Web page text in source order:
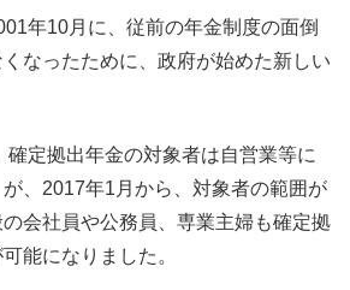
年10月に、従前の年金制度の面倒
なったために、政府が始めた新しい
確定拠出年金の対象者は自営業等に
、2017年1月から、対象者の範囲が
会社員や公務員、専業主婦も確定拠
能になりました。